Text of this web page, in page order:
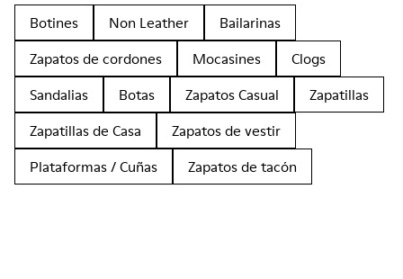
Botines Non Leather
Bailarinas
Zapatos de cordones
Mocasines
Clogs
Sandalias
Botas Zapatos Casual
Zapatillas
Zapatillas de Casa
Zapatos de vestir
Plataformas / Cuñas
Zapatos de tacón